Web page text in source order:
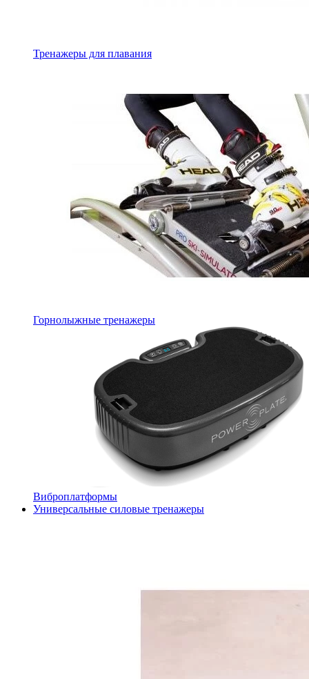
Тренажеры для плавания
Горнолыжные тренажеры
Виброплатформы
Универсальные силовые тренажеры